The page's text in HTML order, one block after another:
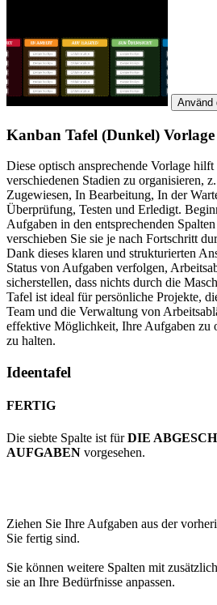
Använd
Kanban Tafel (Dunkel) Vorlage
Diese optisch ansprechende Vorlage
verschiedenen Stadien zu organisieren,
Zugewiesen, In Bearbeitung, In der
Überprüfung, Testen und Erledigt.
Aufgaben in den entsprechenden
verschieben Sie sie je nach Fortschritt
Dank dieses klaren und strukturierten
Status von Aufgaben verfolgen,
sicherstellen, dass nichts durch die
Tafel ist ideal für persönliche Projekte,
Team und die Verwaltung von
effektive Möglichkeit, Ihre Aufgaben zu
zu halten.
Ideentafel
FERTIG
Die siebte Spalte ist fürDIE
AUFGABEN vorgesehen.
Ziehen Sie Ihre Aufgaben aus der
Sie fertig sind.
Sie können weitere Spalten mit
sie an Ihre Bedürfnisse anpassen.